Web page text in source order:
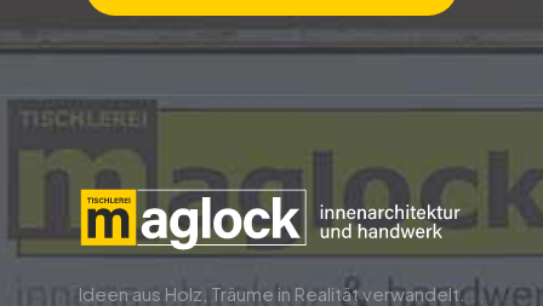
Ideen aus Holz, Träume in Realität verwandelt.